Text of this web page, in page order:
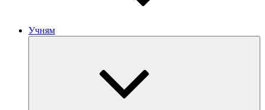
Учням